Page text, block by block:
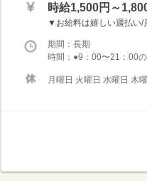
時給1,500円～
▼お給料は嬉しい週払い/
期間：長期
時間：●9：00〜21：00
月曜日 火曜日 水曜日 木